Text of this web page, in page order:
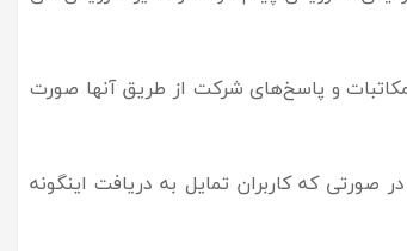
و پاسخ‌های شرکت از طریق آنها صورت
که کاربران تمایل به دریافت اینگونه